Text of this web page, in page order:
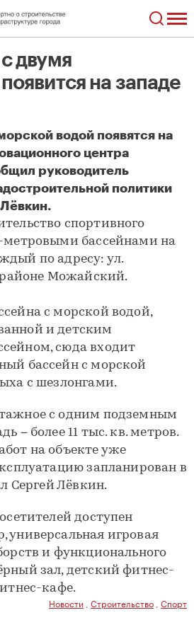
двумя
на западе
водой появятся на
центра
руководитель
политики
спортивного
метровыми бассейнами на
по адресу: ул.
районе Можайский.
с морской водой,
и детским
сюда входит
бассейн с морской
с шезлонгами.
с одним подземным
− более 11 тыс. кв. метров.
на объекте уже
запланирован в
Сергей Лёвкин.
доступен
универсальная игровая
и функционального
зал, детский фитнес-
кафе.
Новости Строительство Спорт